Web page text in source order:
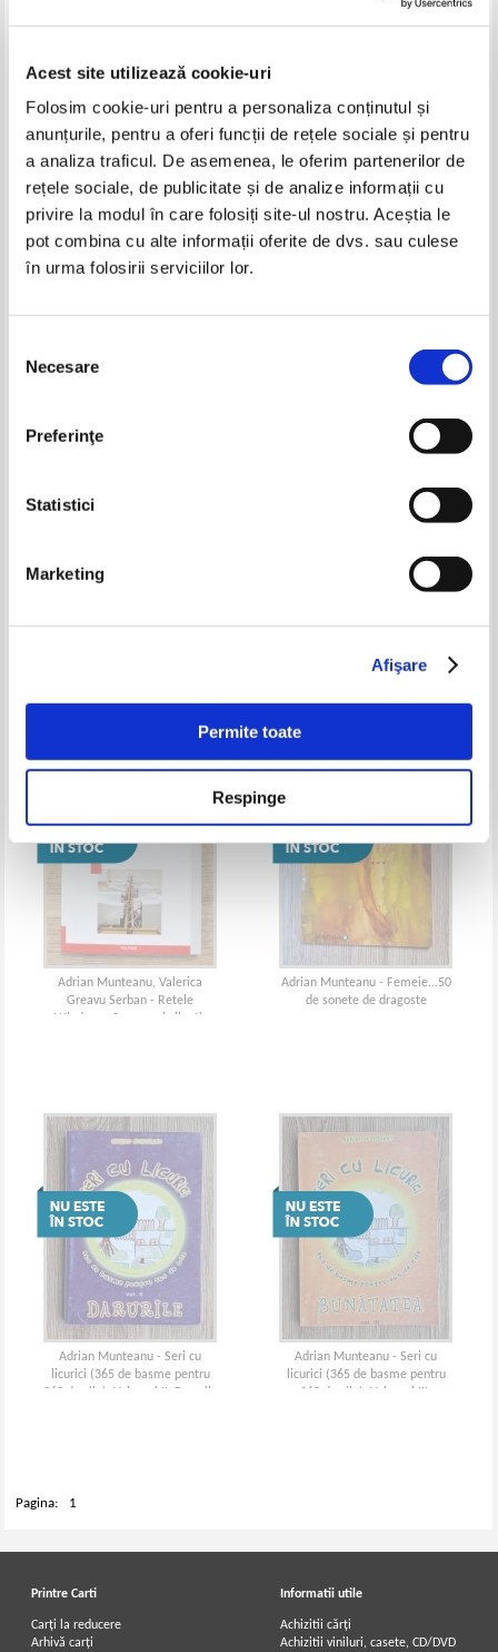
Acest site utilizează cookie-uri
Folosim cookie-uri pentru a personaliza conținutul și
anunțurile, pentru a oferi funcții de rețele sociale și pentru
a analiza traficul. De asemenea, le oferim partenerilor de
rețele sociale, de publicitate și de analize informații cu
privire la modul în care folosiți site-ul nostru. Aceștia le
pot combina cu alte informații oferite de dvs. sau culese
în urma folosirii serviciilor lor.
consimțământului
Necesare
Preferinţe
Statistici
Marketing
Afişare
Permite toate
Respinge
Adrian Munteanu - Ferestre in
Adrian Munteanu - Sonete 1
licurici. 365 de basme pentru
Semintele
Adrian Munteanu, Valerica
Greavu Serban - Retele
Windows. Servere si clienti.
Adrian Munteanu - Femeie...50
de sonete de dragoste
Adrian Munteanu - Seri cu
licurici (365 de basme pentru
365 de zile). Volumul II, Darurile
Adrian Munteanu - Seri cu
licurici (365 de basme pentru
365 de zile). Volumul III,
Pagina: 1
Printre Carti
Carți la reducere
Arhivă carți
Informatii utile
Achizitii cărți
Achizitii viniluri, casete, CD/DVD